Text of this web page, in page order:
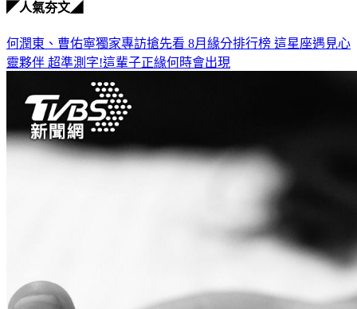
◤人氣夯文◢
何潤東、曹佑寧獨家專訪搶先看 8月緣分排行榜 這星座遇見心
靈夥伴 超準測字!這輩子正緣何時會出現